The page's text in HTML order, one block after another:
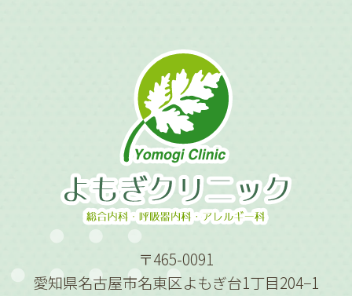
〒465-0091
愛知県名古屋市名東区よもぎ台1丁目204−1